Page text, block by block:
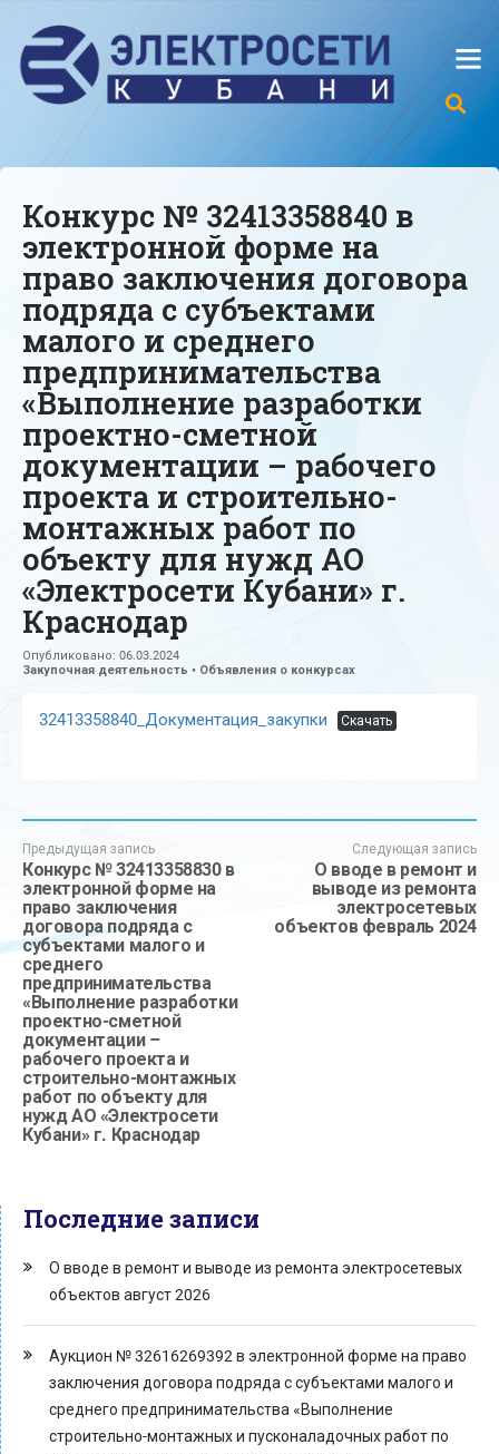
Конкурс № 32413358840 в
электронной форме на
право заключения договора
подряда с субъектами
малого и среднего
предпринимательства
«Выполнение разработки
проектно-сметной
документации – рабочего
проекта и строительно-
монтажных работ по
объекту для нужд АО
«Электросети Кубани» г.
Краснодар
Опубликовано: 06.03.2024
Закупочная деятельность • Объявления о конкурсах
32413358840_Документация_закупки Скачать
Предыдущая запись
Конкурс № 32413358830 в
электронной форме на
право заключения
договора подряда с
субъектами малого и
среднего
предпринимательства
«Выполнение разработки
проектно-сметной
документации –
рабочего проекта и
строительно-монтажных
работ по объекту для
нужд АО «Электросети
Кубани» г. Краснодар
Следующая запись
О вводе в ремонт и
выводе из ремонта
электросетевых
объектов февраль 2024
Последние записи
О вводе в ремонт и выводе из ремонта электросетевых
объектов август 2026
Аукцион № 32616269392 в электронной форме на право
заключения договора подряда с субъектами малого и
среднего предпринимательства «Выполнение
строительно-монтажных и пусконаладочных работ по